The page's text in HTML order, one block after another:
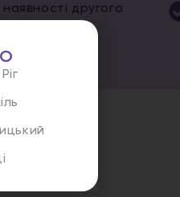
другого